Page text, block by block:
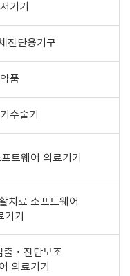
기기
진단용기구
품
수술기
트웨어 의료기기
치료 소프트웨어
기기
출‧진단보조
의료기기